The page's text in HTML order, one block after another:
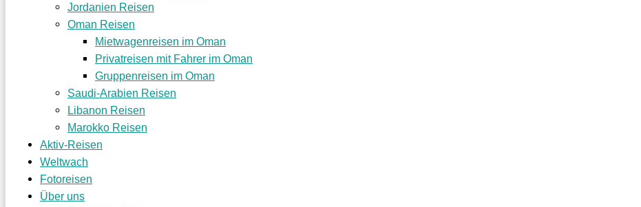
Jordanien Reisen
Oman Reisen
Mietwagenreisen im Oman
Privatreisen mit Fahrer im Oman
Gruppenreisen im Oman
Saudi-Arabien Reisen
Libanon Reisen
Marokko Reisen
Aktiv-Reisen
Weltwach
Fotoreisen
Über uns